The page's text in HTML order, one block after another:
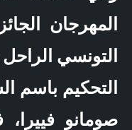
المهرجان
التونسي
التحكيم باسم
صومانو